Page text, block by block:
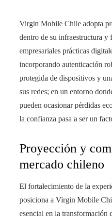
Virgin Mobile Chile adopta
dentro de su infraestructura y
empresariales prácticas
incorporando autenticación
protegida de dispositivos y
sus redes; en un entorno
pueden ocasionar pérdidas
la confianza pasa a ser un
Proyección y
mercado chileno
El fortalecimiento de la
posiciona a Virgin Mobile
esencial en la transformación